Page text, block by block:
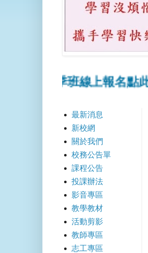
秋季班線上報名點此連結
最新消息
新校網
關於我們
校務公告單
課程公告
投課辦法
影音專區
教學教材
活動剪影
教師專區
志工專區